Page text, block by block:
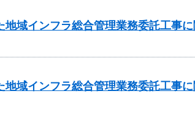
域インフラ総合管理業務委託工事
域インフラ総合管理業務委託工事